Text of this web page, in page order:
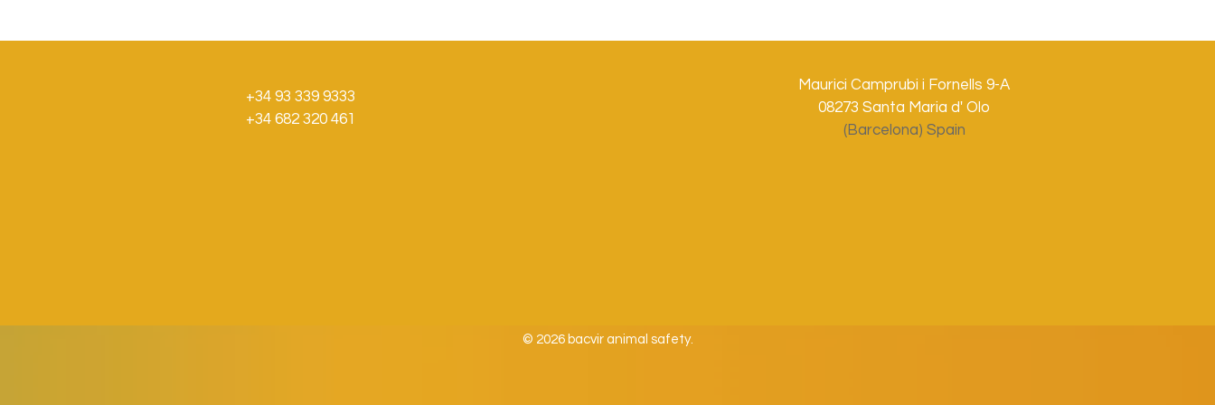
+34 93 339 9333
+34 682 320 461
Maurici Camprubi i Fornells 9-A
08273 Santa Maria d' Olo
(Barcelona) Spain
© 2026 bacvir animal safety.